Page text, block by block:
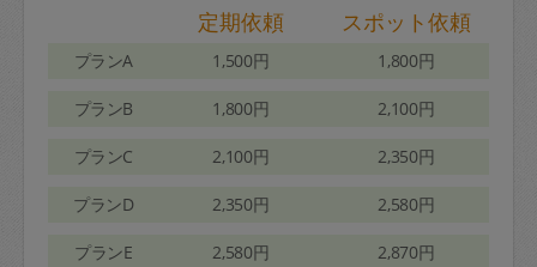
定期依頼 スポット依頼
プランA 1,500円 1,800円
プランB 1,800円 2,100円
プランC 2,100円 2,350円
プランD 2,350円 2,580円
プランE 2,580円 2,870円